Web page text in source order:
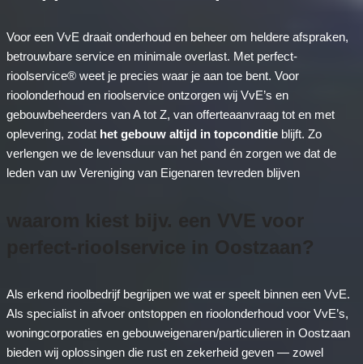
Voor een VvE draait onderhoud en beheer om heldere afspraken,
betrouwbare service en minimale overlast. Met perfect-
rioolservice® weet je precies waar je aan toe bent. Voor
rioolonderhoud en rioolservice ontzorgen wij VvE’s en
gebouwbeheerders van A tot Z, van offerteaanvraag tot en met
oplevering, zodat het gebouw altijd in topconditieblijft. Zo
verlengen we de levensduur van het pand én zorgen we dat de
leden van uw Vereniging van Eigenaren tevreden blijven
waarom kiest bijv. een VVE voor
perfect-rioolservice in Oostzaan?
Als erkend rioolbedrijf begrijpen we wat er speelt binnen een VvE.
Als specialist in afvoer ontstoppen en rioolonderhoud voor VvE’s,
woningcorporaties en gebouweigenaren/particulieren in Oostzaan
bieden wij oplossingen die rust en zekerheid geven — zowel